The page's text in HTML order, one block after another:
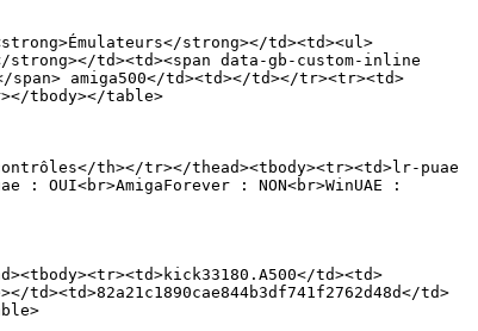
strong></td><td><ul>
td><td><span data-gb-custom-inline
amiga500</td><td></td></tr><tr><td>
tbody></table>
th></tr></thead><tbody><tr><td>lr-puae
: OUI<br>AmigaForever : NON<br>WinUAE :
td><td>
td><td>82a21c1890cae844b3df741f2762d48d</td>